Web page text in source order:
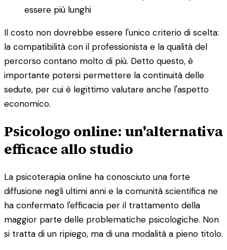
essere più lunghi
Il costo non dovrebbe essere l'unico criterio di scelta:
la compatibilità con il professionista e la qualità del
percorso contano molto di più. Detto questo, è
importante potersi permettere la continuità delle
sedute, per cui è legittimo valutare anche l'aspetto
economico.
Psicologo online: un'alternativa
efficace allo studio
La psicoterapia online ha conosciuto una forte
diffusione negli ultimi anni e la comunità scientifica ne
ha confermato l'efficacia per il trattamento della
maggior parte delle problematiche psicologiche. Non
si tratta di un ripiego, ma di una modalità a pieno titolo.